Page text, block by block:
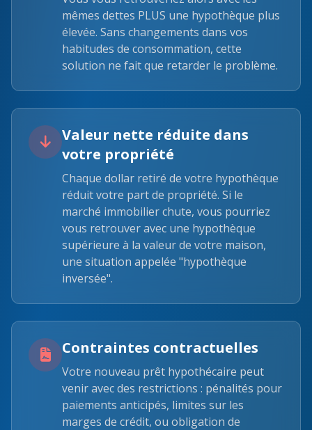
mêmes dettes PLUS une hypothèque plus
élevée. Sans changements dans vos
habitudes de consommation, cette
solution ne fait que retarder le problème.
Valeur nette réduite dans
votre propriété
Chaque dollar retiré de votre hypothèque
réduit votre part de propriété. Si le
marché immobilier chute, vous pourriez
vous retrouver avec une hypothèque
supérieure à la valeur de votre maison,
une situation appelée "hypothèque
inversée".
Contraintes contractuelles
Votre nouveau prêt hypothécaire peut
venir avec des restrictions : pénalités pour
paiements anticipés, limites sur les
marges de crédit, ou obligation de